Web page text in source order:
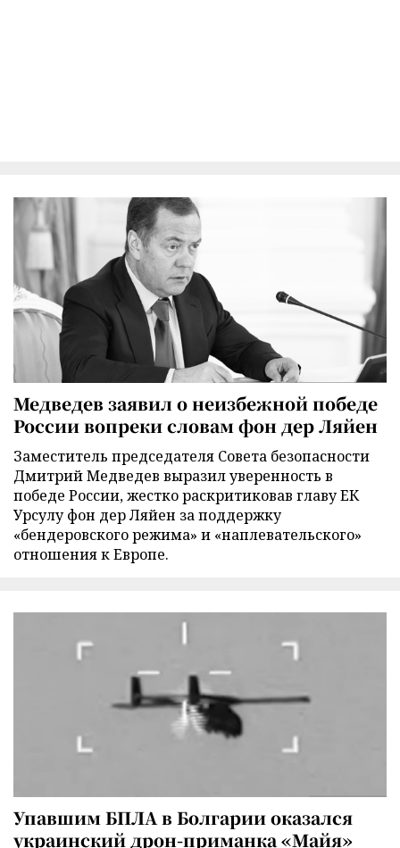
Медведев заявил о неизбежной победе
России вопреки словам фон дер Ляйен
Заместитель председателя Совета безопасности
Дмитрий Медведев выразил уверенность в
победе России, жестко раскритиковав главу ЕК
Урсулу фон дер Ляйен за поддержку
«бендеровского режима» и «наплевательского»
отношения к Европе.
Упавшим БПЛА в Болгарии оказался
украинский дрон-приманка «Майя»